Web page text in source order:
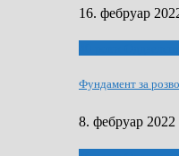
16. фебруар
Фундамент за
8. фебруар 2022